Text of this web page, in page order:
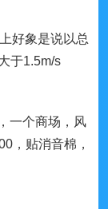
好象是说以总
于1.5m/s
一个商场，风
，贴消音棉，